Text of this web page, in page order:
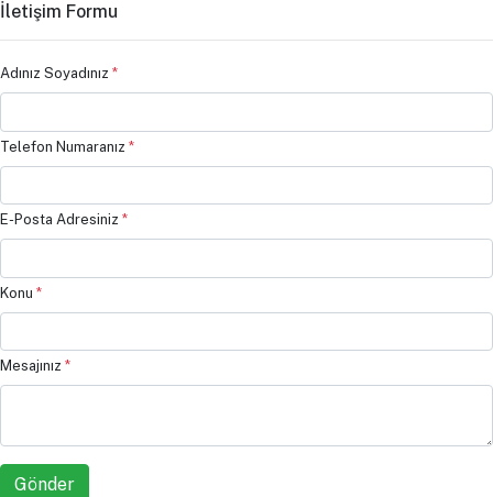
İletişim Formu
Adınız Soyadınız *
Telefon Numaranız *
E-Posta Adresiniz *
Konu *
Mesajınız *
Gönder